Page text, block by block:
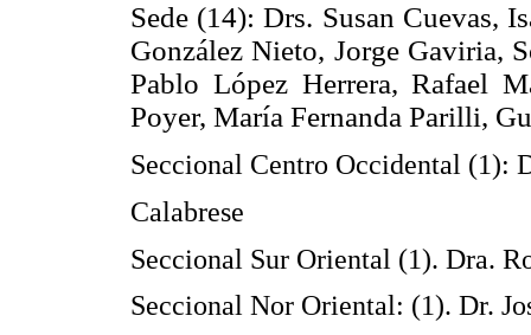
Sede (14): Drs. Susan Cuevas,
González Nieto, Jorge Gaviria,
Pablo López Herrera, Rafael
Poyer, María Fernanda Parilli,
Seccional Centro Occidental (1):
Calabrese
Seccional Sur Oriental (1). Dra.
Seccional Nor Oriental: (1). Dr.